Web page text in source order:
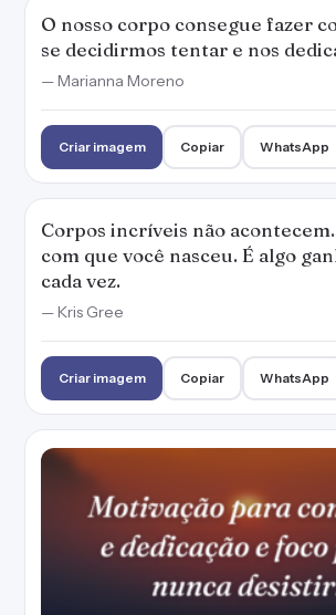
O nosso corpo consegue fazer
se decidirmos tentar e nos
— Marianna Moreno
Criar imagem Copiar WhatsApp
Corpos incríveis não
com que você nasceu. É algo
cada vez.
— Kris Gree
Criar imagem Copiar WhatsApp